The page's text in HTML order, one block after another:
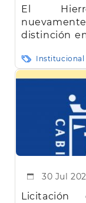
El
distinción
Institucional
30 Jul